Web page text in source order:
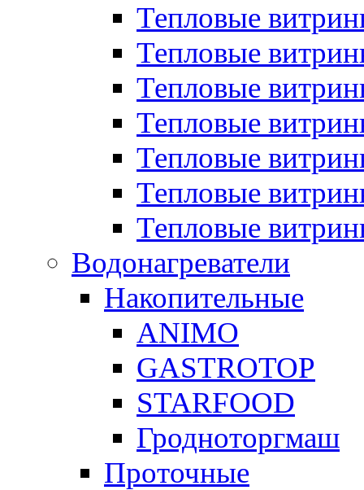
Тепловые
Тепловые
Тепловые
Тепловые
Тепловые
Тепловые
Тепловые
Водонагреватели
Накопительные
ANIMO
GASTROTOP
STARFOOD
Гродноторгмаш
Проточные